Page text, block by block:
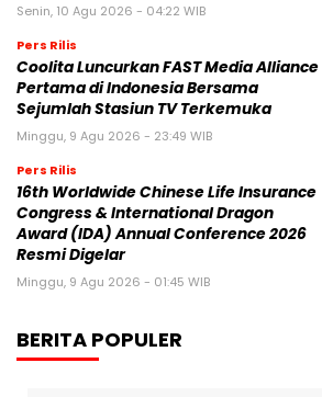
Senin, 10 Agu 2026 - 04:22 WIB
Pers Rilis
Coolita Luncurkan FAST Media Alliance
Pertama di Indonesia Bersama
Sejumlah Stasiun TV Terkemuka
Minggu, 9 Agu 2026 - 23:49 WIB
Pers Rilis
16th Worldwide Chinese Life Insurance
Congress & International Dragon
Award (IDA) Annual Conference 2026
Resmi Digelar
Minggu, 9 Agu 2026 - 01:45 WIB
BERITA POPULER